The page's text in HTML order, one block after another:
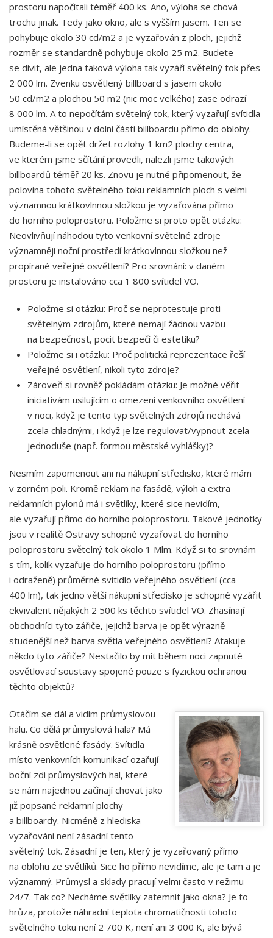
prostoru napočítali téměř 400 ks. Ano, výloha se chová
trochu jinak. Tedy jako okno, ale s vyšším jasem. Ten se
pohybuje okolo 30 cd/m2 a je vyzařován z ploch, jejichž
rozměr se standardně pohybuje okolo 25 m2. Budete
se divit, ale jedna taková výloha tak vyzáří světelný tok přes
2 000 lm. Zvenku osvětlený billboard s jasem okolo
50 cd/m2 a plochou 50 m2 (nic moc velkého) zase odrazí
8 000 lm. A to nepočítám světelný tok, který vyzařují svítidla
umístěná většinou v dolní části billboardu přímo do oblohy.
Budeme-li se opět držet rozlohy 1 km2 plochy centra,
ve kterém jsme sčítání provedli, nalezli jsme takových
billboardů téměř 20 ks. Znovu je nutné připomenout, že
polovina tohoto světelného toku reklamních ploch s velmi
významnou krátkovlnnou složkou je vyzařována přímo
do horního poloprostoru. Položme si proto opět otázku:
Neovlivňují náhodou tyto venkovní světelné zdroje
významněji noční prostředí krátkovlnnou složkou než
propírané veřejné osvětlení? Pro srovnání: v daném
prostoru je instalováno cca 1 800 svítidel VO.
Položme si otázku: Proč se neprotestuje proti
světelným zdrojům, které nemají žádnou vazbu
na bezpečnost, pocit bezpečí či estetiku?
Položme si i otázku: Proč politická reprezentace řeší
veřejné osvětlení, nikoli tyto zdroje?
Zároveň si rovněž pokládám otázku: Je možné věřit
iniciativám usilujícím o omezení venkovního osvětlení
v noci, když je tento typ světelných zdrojů nechává
zcela chladnými, i když je lze regulovat/vypnout zcela
jednoduše (např. formou městské vyhlášky)?
Nesmím zapomenout ani na nákupní středisko, které mám
v zorném poli. Kromě reklam na fasádě, výloh a extra
reklamních pylonů má i světlíky, které sice nevidím,
ale vyzařují přímo do horního poloprostoru. Takové jednotky
jsou v realitě Ostravy schopné vyzařovat do horního
poloprostoru světelný tok okolo 1 Mlm. Když si to srovnám
s tím, kolik vyzařuje do horního poloprostoru (přímo
i odraženě) průměrné svítidlo veřejného osvětlení (cca
400 lm), tak jedno větší nákupní středisko je schopné vyzářit
ekvivalent nějakých 2 500 ks těchto svítidel VO. Zhasínají
obchodníci tyto zářiče, jejichž barva je opět výrazně
studenější než barva světla veřejného osvětlení? Atakuje
někdo tyto zářiče? Nestačilo by mít během noci zapnuté
osvětlovací soustavy spojené pouze s fyzickou ochranou
těchto objektů?
Otáčím se dál a vidím průmyslovou
halu. Co dělá průmyslová hala? Má
krásně osvětlené fasády. Svítidla
místo venkovních komunikací ozařují
boční zdi průmyslových hal, které
se nám najednou začínají chovat jako
již popsané reklamní plochy
a billboardy. Nicméně z hlediska
vyzařování není zásadní tento
světelný tok. Zásadní je ten, který je vyzařovaný přímo
na oblohu ze světlíků. Sice ho přímo nevidíme, ale je tam a je
významný. Průmysl a sklady pracují velmi často v režimu
24/7. Tak co? Necháme světlíky zatemnit jako okna? Je to
hrůza, protože náhradní teplota chromatičnosti tohoto
světelného toku není 2 700 K, není ani 3 000 K, ale bývá